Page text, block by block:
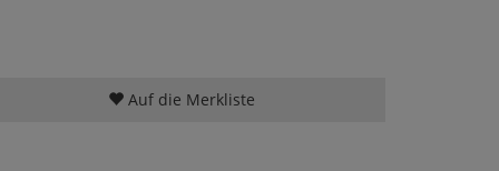
Auf die Merkliste